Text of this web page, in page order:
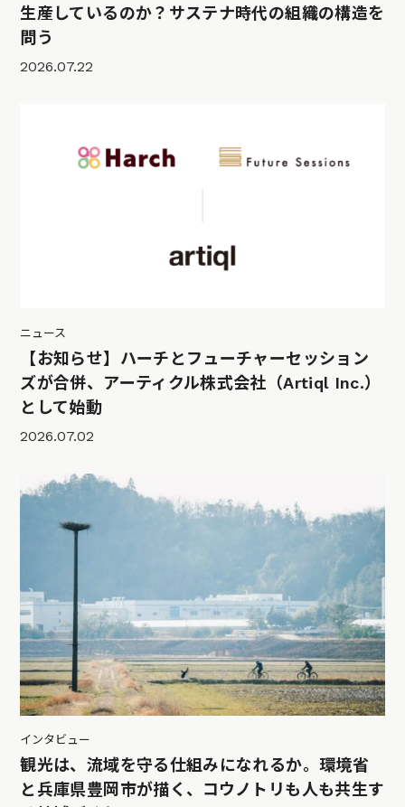
生産しているのか？サステナ時代の組織の構造を
問う
2026.07.22
ニュース
【お知らせ】ハーチとフューチャーセッション
ズが合併、アーティクル株式会社（Artiql Inc.）
として始動
2026.07.02
インタビュー
観光は、流域を守る仕組みになれるか。環境省
と兵庫県豊岡市が描く、コウノトリも人も共生す